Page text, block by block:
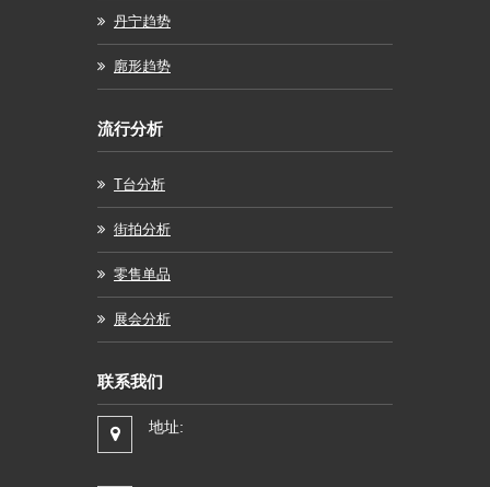
丹宁趋势
廓形趋势
流行分析
T台分析
街拍分析
零售单品
展会分析
联系我们
地址: